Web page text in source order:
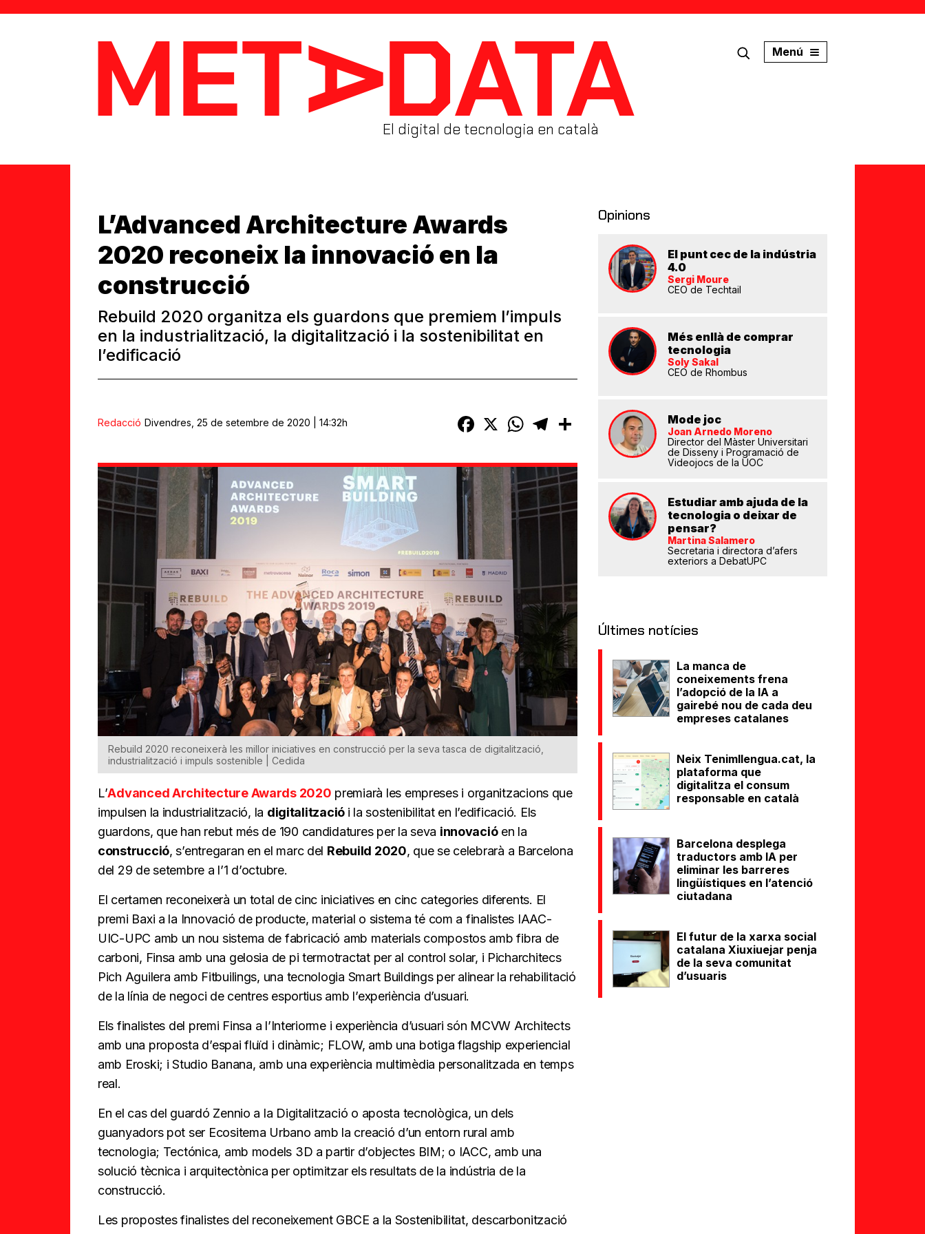
MetaData
El digital de tecnologia en català
Menú
L’Advanced Architecture Awards
2020 reconeix la innovació en la
construcció
Rebuild 2020 organitza els guardons que premiem l’impuls
en la industrialització, la digitalització i la sostenibilitat en
l’edificació
Redacció Divendres, 25 de setembre de 2020 | 14:32h Facebook
X WhatsAppTelegramComparteix
Rebuild 2020 reconeixerà les millor iniciatives en construcció per la seva tasca de digitalització,
industrialització i impuls sostenible | Cedida
L’Advanced Architecture Awards 2020 premiarà les empreses i organitzacions que
impulsen la industrialització, la digitalització i la sostenibilitat en l’edificació. Els
guardons, que han rebut més de 190 candidatures per la seva innovacióen la
construcció, s’entregaran en el marc del Rebuild 2020, que se celebrarà a Barcelona
del 29 de setembre a l’1 d’octubre.
El certamen reconeixerà un total de cinc iniciatives en cinc categories diferents. El
premi Baxi a la Innovació de producte, material o sistema té com a finalistes IAAC-
UIC-UPC amb un nou sistema de fabricació amb materials compostos amb fibra de
carboni, Finsa amb una gelosia de pi termotractat per al control solar, i Picharchitecs
Pich Aguilera amb Fitbuilings, una tecnologia Smart Buildings per alinear la rehabilitació
de la línia de negoci de centres esportius amb l’experiència d’usuari.
Els finalistes del premi Finsa a l’Interiorme i experiència d’usuari són MCVW Architects
amb una proposta d’espai fluïd i dinàmic; FLOW, amb una botiga flagship experiencial
amb Eroski; i Studio Banana, amb una experiència multimèdia personalitzada en temps
real.
En el cas del guardó Zennio a la Digitalització o aposta tecnològica, un dels
guanyadors pot ser Ecositema Urbano amb la creació d’un entorn rural amb
tecnologia; Tectónica, amb models 3D a partir d’objectes BIM; o IACC, amb una
solució tècnica i arquitectònica per optimitzar els resultats de la indústria de la
construcció.
Les propostes finalistes del reconeixement GBCE a la Sostenibilitat, descarbonització
Opinions
El punt cec de la indústria
4.0
Sergi Moure
CEO de Techtail
Més enllà de comprar
tecnologia
Soly Sakal
CEO de Rhombus
Mode joc
Joan Arnedo Moreno
Director del Màster Universitari
de Disseny i Programació de
Videojocs de la UOC
Estudiar amb ajuda de la
tecnologia o deixar de
pensar?
Martina Salamero
Secretaria i directora d’afers
exteriors a DebatUPC
Últimes notícies
La manca de
coneixements frena
l’adopció de la IA a
gairebé nou de cada deu
empreses catalanes
Neix Tenimllengua.cat, la
plataforma que
digitalitza el consum
responsable en català
Barcelona desplega
traductors amb IA per
eliminar les barreres
lingüístiques en l’atenció
ciutadana
El futur de la xarxa social
catalana Xiuxiuejar penja
de la seva comunitat
d’usuaris